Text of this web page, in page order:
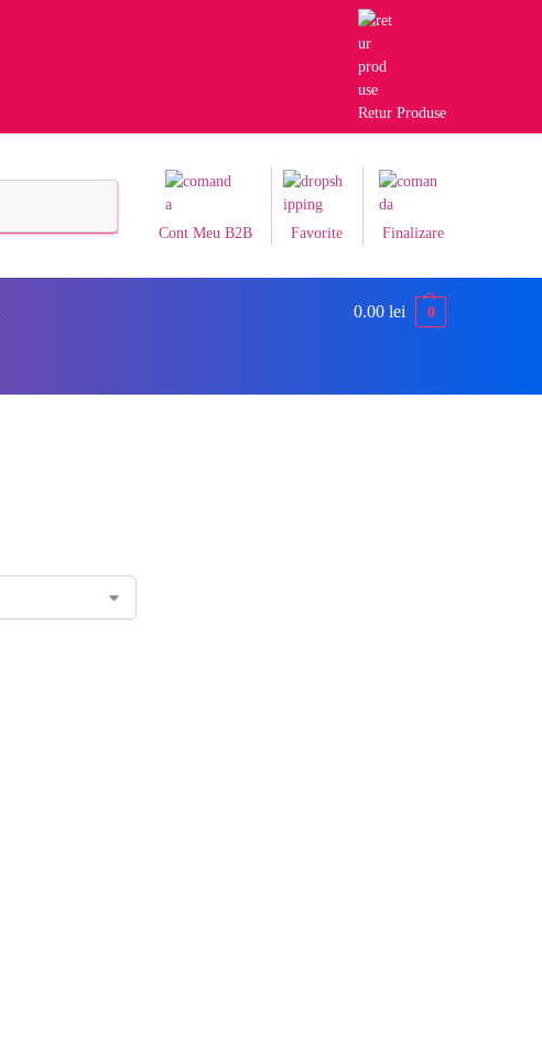
Retur Produse
Cont Meu B2B Favorite Finalizare
0.00 lei 0